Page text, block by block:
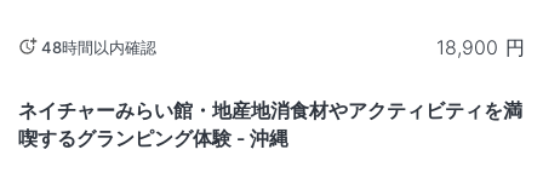
48時間以内確認 18,900 円
ネイチャーみらい館・地産地消食材やアクティビティを満
喫するグランピング体験 - 沖縄